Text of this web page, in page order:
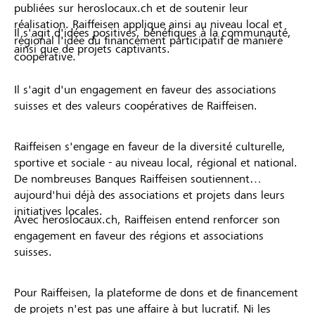
publiées sur heroslocaux.ch et de soutenir leur
réalisation. Raiffeisen applique ainsi au niveau local et
régional l'idée du financement participatif de manière
coopérative.
Il s'agit d'idées positives, bénéfiques à la communauté,
ainsi que de projets captivants.
Il s'agit d'un engagement en faveur des associations
suisses et des valeurs coopératives de Raiffeisen.
Raiffeisen s'engage en faveur de la diversité culturelle,
sportive et sociale - au niveau local, régional et national.
De nombreuses Banques Raiffeisen soutiennent
aujourd'hui déjà des associations et projets dans leurs
initiatives locales.
Avec heroslocaux.ch, Raiffeisen entend renforcer son
engagement en faveur des régions et associations
suisses.
Pour Raiffeisen, la plateforme de dons et de financement
de projets n'est pas une affaire à but lucratif. Ni les